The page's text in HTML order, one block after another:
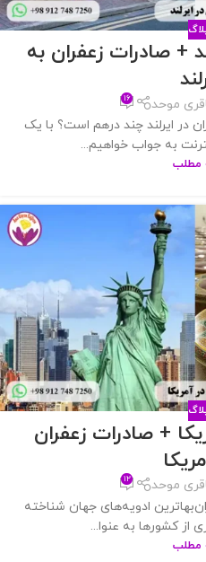
+ صادرات زعفران به
موحد ۱۶
در ایرلند چند درهم است؟ با یک
به جواب خواهیم...
مطلب
+ صادرات زعفران
موحد ۱۲
ادویه‌های جهان شناخته
کشورها به عنوا...
مطلب